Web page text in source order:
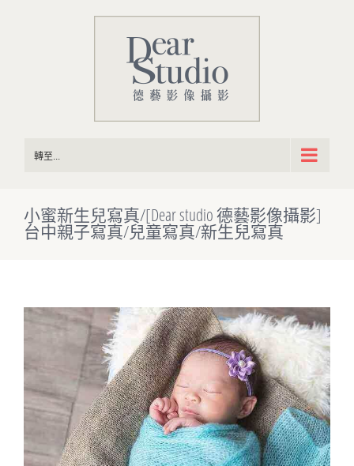
轉至...
小蜜新生兒寫真/[Dear studio 德藝影像攝影]
台中親子寫真/兒童寫真/新生兒寫真
View